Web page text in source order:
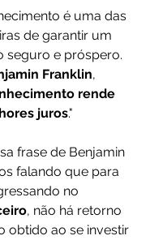
é uma das
de garantir um
seguro e próspero.
Franklin,
rende
juros."
frase de Benjamin
falando que para
no
, não há retorno
obtido ao se investir